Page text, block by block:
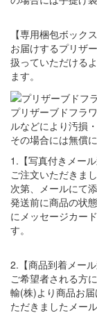
【専用梱包ボックス
お届けするプリザ
扱っていただける
ます。
プリザーブドフラ
ルなどにより汚損
その場合には無償
1.【写真付きメー
ご注文いただきま
次第、メールにて
発送前に商品の状
にメッセージカー
す。
2.【商品到着メール
ご希望者される方
輸(株)より商品お
ただきましたメー